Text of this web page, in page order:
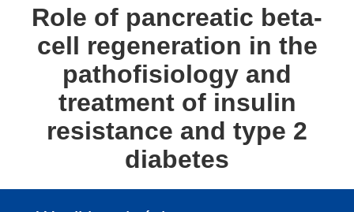
Role of pancreatic beta-
cell regeneration in the
pathofisiology and
treatment of insulin
resistance and type 2
diabetes